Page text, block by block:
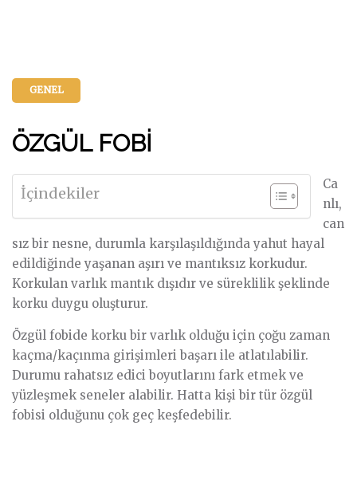
GENEL
ÖZGÜL FOBİ
İçindekiler
Ca
nlı,
can
sız bir nesne, durumla karşılaşıldığında yahut hayal
edildiğinde yaşanan aşırı ve mantıksız korkudur.
Korkulan varlık mantık dışıdır ve süreklilik şeklinde
korku duygu oluşturur.
Özgül fobide korku bir varlık olduğu için çoğu zaman
kaçma/kaçınma girişimleri başarı ile atlatılabilir.
Durumu rahatsız edici boyutlarını fark etmek ve
yüzleşmek seneler alabilir. Hatta kişi bir tür özgül
fobisi olduğunu çok geç keşfedebilir.